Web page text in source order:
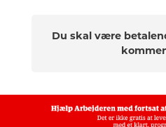
Du skal være